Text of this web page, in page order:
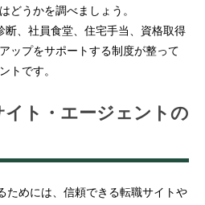
どうかを調べましょう。
断、社員食堂、住宅手当、資格取得
ップをサポートする制度が整って
トです。
ト・エージェントの
ためには、信頼できる転職サイトや